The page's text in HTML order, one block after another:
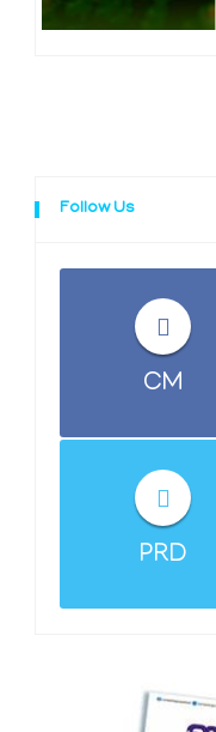
Follow Us
CM
PRD